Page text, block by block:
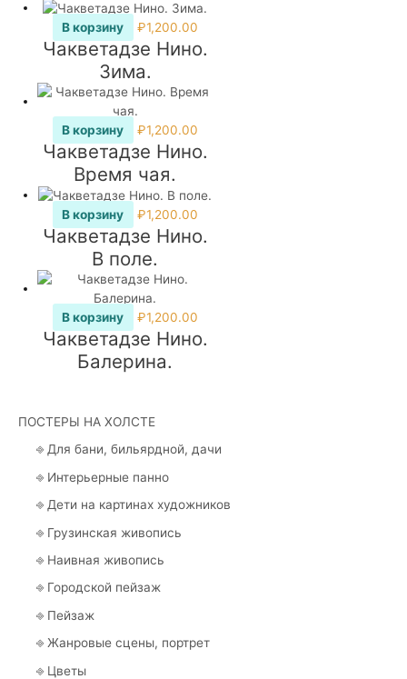
ПОСТЕРЫ НА ХОЛСТЕ
⎆ Для бани, бильярдной, дачи
⎆ Интерьерные панно
⎆ Дети на картинах художников
⎆ Грузинская живопись
⎆ Наивная живопись
⎆ Городской пейзаж
⎆ Пейзаж
⎆ Жанровые сцены, портрет
⎆ Цветы
В корзину ₽1,200.00
Чакветадзе Нино.
Зима.
В корзину ₽1,200.00
Чакветадзе Нино.
Время чая.
В корзину ₽1,200.00
Чакветадзе Нино.
В поле.
В корзину ₽1,200.00
Чакветадзе Нино.
Балерина.